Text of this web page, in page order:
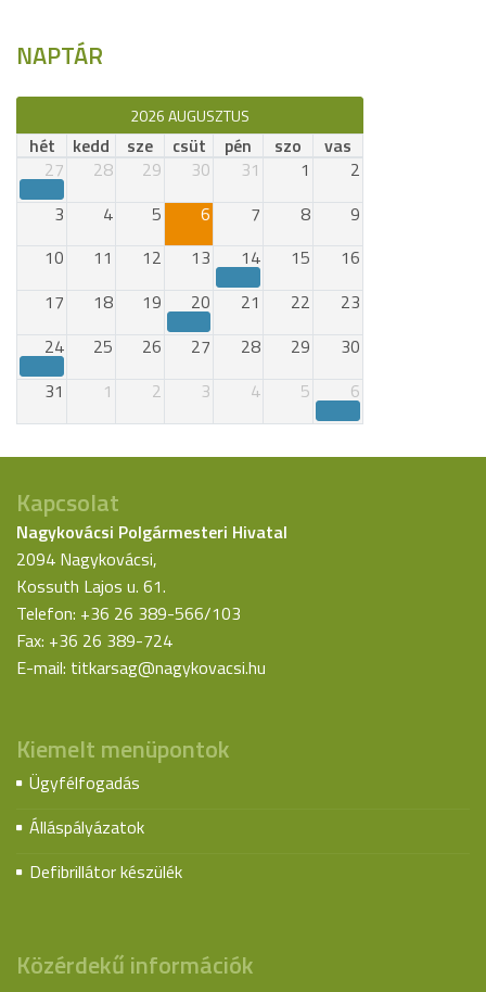
NAPTÁR
2026 AUGUSZTUS
hét kedd sze csüt pén szo
vas
27
28 29 30 31 1
2
3
4 5 6 7 8
9
10
11 12 13 14 15
16
17
18 19 20 21 22
23
24
25 26 27 28 29
30
31
1 2 3 4 5 6
Kapcsolat
Nagykovácsi Polgármesteri Hivatal
2094 Nagykovácsi,
Kossuth Lajos u. 61.
Telefon: +36 26 389-566/103
Fax: +36 26 389-724
E-mail: titkarsag@nagykovacsi.hu
Kiemelt menüpontok
Ügyfélfogadás
Álláspályázatok
Defibrillátor készülék
Közérdekű információk